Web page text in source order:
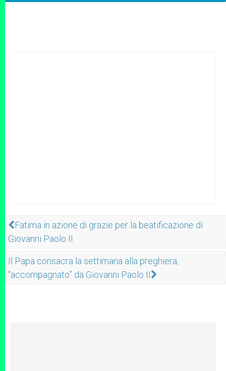
Fatima in azione di grazie per la beatificazione di
Giovanni Paolo II
Il Papa consacra la settimana alla preghiera,
“accompagnato” da Giovanni Paolo II